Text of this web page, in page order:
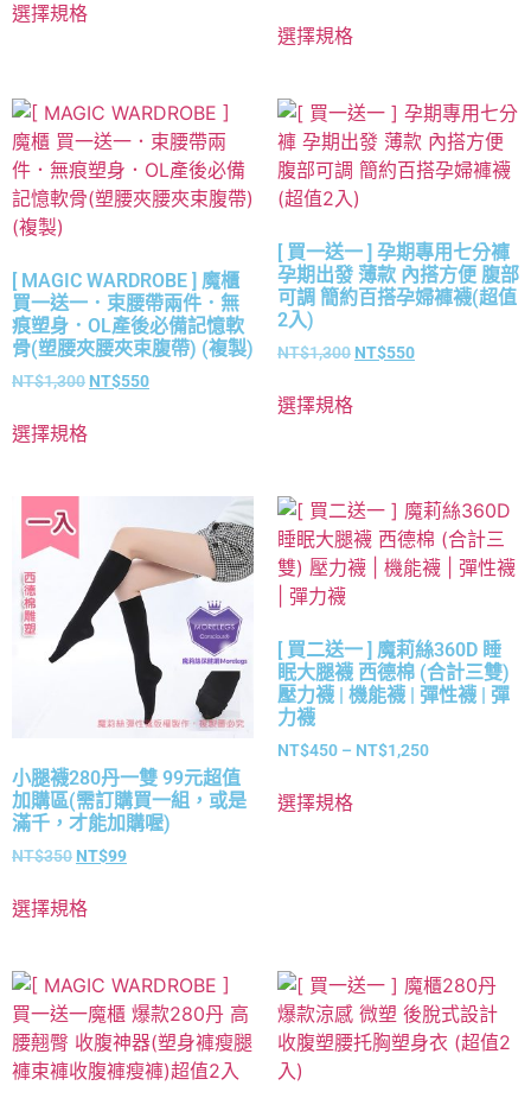
選擇規格
選擇規格
[ MAGIC WARDROBE ] 魔櫃
買一送一．束腰帶兩件．無
痕塑身．OL產後必備記憶軟
骨(塑腰夾腰夾束腹帶) (複製)
NT$1,300 NT$550
選擇規格
[ 買一送一 ] 孕期專用七分褲
孕期出發 薄款 內搭方便 腹部
可調 簡約百搭孕婦褲襪(超值
2入)
NT$1,300 NT$550
選擇規格
小腿襪280丹一雙 99元超值
加購區(需訂購買一組，或是
滿千，才能加購喔)
NT$350 NT$99
選擇規格
[ 買二送一 ] 魔莉絲360D 睡
眠大腿襪 西德棉 (合計三雙)
壓力襪 | 機能襪 | 彈性襪 | 彈
力襪
NT$450 – NT$1,250
選擇規格